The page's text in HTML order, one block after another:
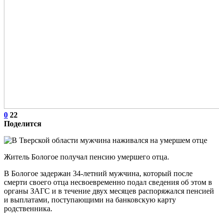
0 22
Поделится
Житель Бологое получал пенсию умершего отца.
В Бологое задержан 34-летний мужчина, который после
смерти своего отца несвоевременно подал сведения об этом в
органы ЗАГС и в течение двух месяцев распоряжался пенсией
и выплатами, поступающими на банковскую карту
родственника.